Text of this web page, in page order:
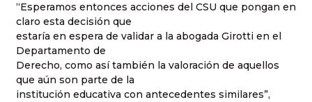
“Esperamos entonces acciones del CSU que pongan en
claro esta decisión que
estaría en espera de validar a la abogada Girotti en el
Departamento de
Derecho, como así también la valoración de aquellos
que aún son parte de la
institución educativa con antecedentes similares”,